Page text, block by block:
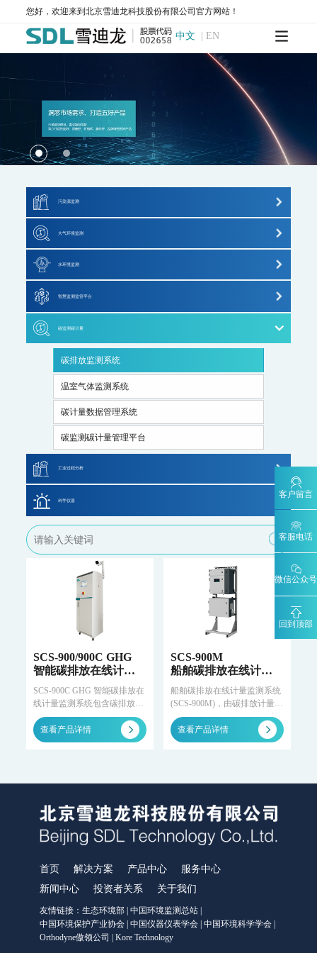
您好，欢迎来到北京雪迪龙科技股份有限公司官方网站！
中文 | EN
MODEL 2430-高精度光散射法环境空气颗粒物监测仪
SDL 1006-颗粒物全流程校验系统
AQMS-900C-PM₁₀-颗粒物PM₁₀监测仪
T1100-紫外荧光法二氧化硫分析仪
T1100-H₂S-紫外荧光法硫化氢分析仪
T1200-化学发光法氮氧化物分析仪
T1200-NH₃-化学发光法氨气分析仪
T1200-NOy-NOy分析仪
T1300-气体滤波相关红外吸收法一氧化碳分析仪
T1400-紫外吸收法臭氧分析仪
T1700-动态校准仪 M1001-零气发生器
大气网格化监测系统
AQMS-900C-PM₂.₅-户外型颗粒物PM₂.₅自动监测系统
MODEL 2130-扬尘在线监测系统
AQMS-1100OU-恶臭自动监测系统
MODEL 2630-环境噪声自动监测仪
大气VOCs监测系统
AQMS-900VI/VII-环境空气非甲烷总烃在线监测系统
AQMS-900VC-环境空气挥发性有机物在线监测系统
AQMS-900VF-环境空气甲醛在线监测系统
AQMS-900TOFMS-多通道飞行时间质谱在线监测系统
大气走航监测车
MCS-900A-大气复合污染走航监测车
水环境监测
地表水监测系统
WQMS-900AI-数智化水质在线监测系统
WQMS-900-固定式水质自动监测系统
WQMS-900E-简易式水质自动监测系统
WQMS-900S-小型式水质自动监测系统
MODEL 9811-高锰酸盐指数水质在线自动监测仪
MODEL 9870-水质自动采样器
MODEL 2000-五参数水质在线自动监测仪
MODEL 9001-叶绿素a水质在线自动监测仪
MODEL 9002-藻密度水质在线自动监测仪
污染源水质监测系统
WWMS-900AI-数智化污染源水质在线监测系统
WWMS-900-污染源水质在线监测系统
MODEL 9810-化学需氧量（CODcr）水质在线自动监测仪
MODEL 9820-氨氮水质在线自动监测仪
MODEL 9840-总磷水质在线自动监测仪
MODEL 9850-总氮水质在线自动监测仪
MODEL 2000-pH-水质在线自动监测仪
智慧监测监管平台
大气污染防治决策支持平台
城市环境应急指挥管理平台
智能环境综合监控平台
园区安全环保应急一体化监管平台
碳监测碳计量
客户留言
客服电话
微信公众号
回到顶部
污染源监测
垃圾焚烧监测系统
大气环境监测
大气标准站
大气VOCs监测系统
水环境监测
水质特征因子在线分析仪
智慧监测监管平台
碳监测碳计量
碳排放监测系统
温室气体监测系统
碳计量数据管理系统
碳监测碳计量管理平台
工业过程分析
MODEL 4030系列激光分析仪
ORTHODYNE色谱分析仪
ORTHODYNE气体分析仪
科学仪器
飞行时间二次离子质谱仪
飞行时间质谱仪
便携式分析仪
SCS-900/900C GHG
智能碳排放在线计量
SCS-900C GHG 智能碳排放在
线计量监测系统包含碳排放在
线监测设备、质控单元、碳核
查参数采集仪、企业端碳排放
监控平台四部分。符合计量规
查看产品详情
SCS-900M
船舶碳排放在线计量
监测系统
船舶碳排放在线计量监测系统
(SCS-900M)，由碳排放计量监
测系统、碳排放自动质控系
统、碳计量数据可信认证系统
三部分组成。该系统采用高精
查看产品详情
首页 解决方案 产品中心
服务中心
新闻中心
投资者关系 关于我们
友情链接： 生态环境部 中国环境监测总站
中国环境保护产业协会 中国仪器仪表学会 中国环境科学学会
Orthodyne傲领公司
Kore Technology